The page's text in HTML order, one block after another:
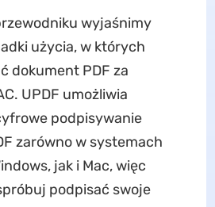
wyjaśnimy
użycia, w których
dokument PDF za
UPDF umożliwia
podpisywanie
zarówno w systemach
jak i Mac, więc
podpisać swoje